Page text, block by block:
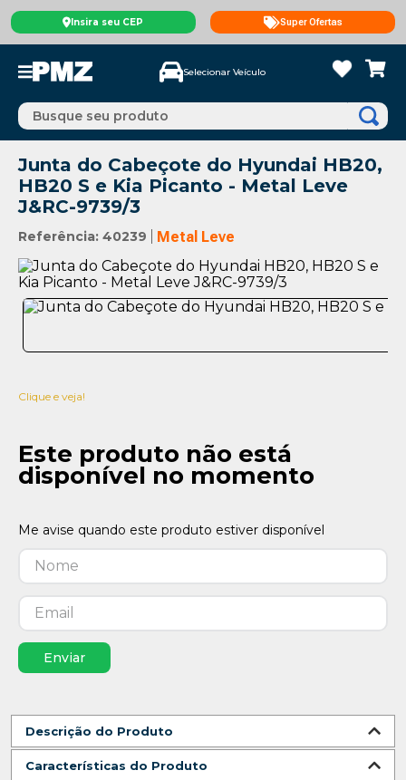
Insira seu CEP Super Ofertas
Selecionar Veículo
Busque seu produto
Junta do Cabeçote do Hyundai HB20,
HB20 S e Kia Picanto - Metal Leve
J&RC-9739/3
Referência: 40239 Metal Leve
Clique e veja!
Este produto não está
disponível no momento
Enviar
Descrição do Produto
Características do Produto